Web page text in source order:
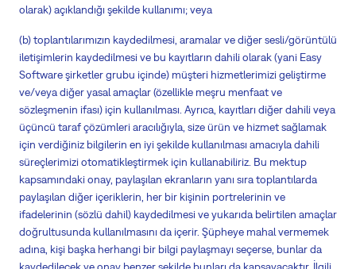
olarak) açıklandığı şekilde kullanımı; veya
(b)toplantılarımızın kaydedilmesi , aramalarve diğer sesli/görüntülü
iletişimlerin kaydedilmesi ve bu kayıtların dahili olarak (yani Easy
Software şirketler grubu içinde) müşteri hizmetlerimizi geliştirme
ve/veya diğer yasal amaçlar (özellikle meşru menfaat ve
sözleşmenin ifası) için kullanılması. Ayrıca, kayıtları diğerdahili veya
üçüncü tarafçözümleri aracılığıyla, size ürün ve hizmet sağlamak
için verdiğiniz bilgilerin en iyi şekilde kullanılması amacıyla dahili
süreçlerimizi otomatikleştirmek için kullanabiliriz. Bu mektup
kapsamındaki onay, paylaşılan ekranların yanı sıra toplantılarda
paylaşılan diğer içeriklerin, her bir kişinin portrelerinin ve
ifadelerinin (sözlü dahil) kaydedilmesi ve yukarıda belirtilen amaçlar
doğrultusunda kullanılmasını da içerir. Şüpheye mahal vermemek
adına, kişi başka herhangi bir bilgi paylaşmayı seçerse, bunlar da
kaydedilecek ve onay benzer şekilde bunları da kapsayacaktır. İlgili